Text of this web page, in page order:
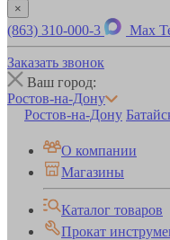
×
(863) 310-000-3 Max
Заказать звонок
Ваш город:
Ростов-на-Дону
Ростов-на-Дону
О компании
Магазины
Каталог товаров
Прокат